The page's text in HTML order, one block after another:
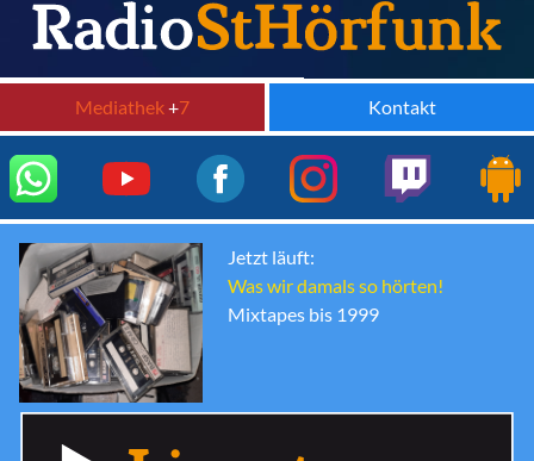
Mediathek+7 Kontakt
Jetzt läuft:
Was wir damals so hörten!
Mixtapes bis 1999